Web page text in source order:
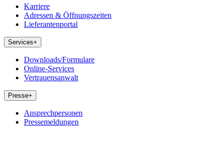
Karriere
Adressen & Öffnungszeiten
Lieferantenportal
Services+
Downloads/Formulare
Online-Services
Vertrauensanwalt
Presse+
Ansprechpersonen
Pressemeldungen